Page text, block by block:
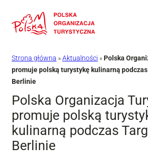
do
Strona główna »Aktualności »Polska
promuje polską turystykę kulinarną podczas
Berlinie
Polska Organizacja
promuje polską
kulinarną podczas
Berlinie